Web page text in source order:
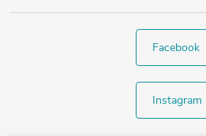
Facebook
Instagram